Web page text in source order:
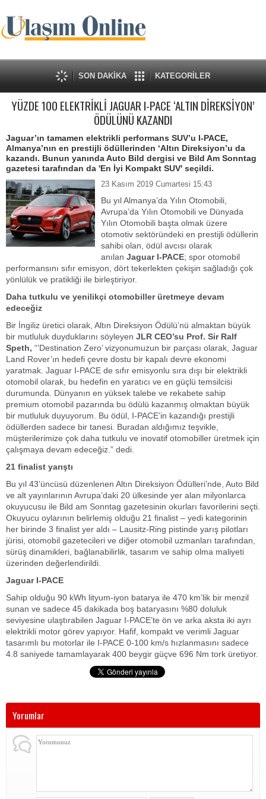
SON DAKİKA KATEGORİLER
YÜZDE 100 ELEKTRİKLİ JAGUAR I-PACE ‘ALTIN DİREKSİYON’
ÖDÜLÜNÜ KAZANDI
Jaguar’ın tamamen elektrikli performans SUV’u I-PACE,
Almanya’nın en prestijli ödüllerinden ‘Altın Direksiyon’u da
kazandı. Bunun yanında Auto Bild dergisi ve Bild Am Sonntag
gazetesi tarafından da 'En İyi Kompakt SUV' seçildi.
23 Kasım 2019 Cumartesi 15:43
Bu yıl Almanya’da Yılın Otomobili,
Avrupa’da Yılın Otomobili ve Dünyada
Yılın Otomobili başta olmak üzere
otomotiv sektöründeki en prestijli ödüllerin
sahibi olan, ödül avcısı olarak
anılan Jaguar I-PACE; spor otomobil
performansını sıfır emisyon, dört tekerlekten çekişin sağladığı çok
yönlülük ve pratikliği ile birleştiriyor.
Daha tutkulu ve yenilikçi otomobiller üretmeye devam
edeceğiz
Bir İngiliz üretici olarak, Altın Direksiyon Ödülü’nü almaktan büyük
bir mutluluk duyduklarını söyleyen JLR CEO’su Prof. Sir Ralf
Speth, “’Destination Zero’ vizyonumuzun bir parçası olarak, Jaguar
Land Rover’ın hedefi çevre dostu bir kapalı devre ekonomi
yaratmak. Jaguar I-PACE de sıfır emisyonlu sıra dışı bir elektrikli
otomobil olarak, bu hedefin en yaratıcı ve en güçlü temsilcisi
durumunda. Dünyanın en yüksek talebe ve rekabete sahip
premium otomobil pazarında bu ödülü kazanmış olmaktan büyük
bir mutluluk duyuyorum. Bu ödül, I-PACE’in kazandığı prestijli
ödüllerden sadece bir tanesi. Buradan aldığımız teşvikle,
müşterilerimize çok daha tutkulu ve inovatif otomobiller üretmek için
çalışmaya devam edeceğiz.” dedi.
21 finalist yarıştı
Bu yıl 43’üncüsü düzenlenen Altın Direksiyon Ödülleri’nde, Auto Bild
ve alt yayınlarının Avrupa’daki 20 ülkesinde yer alan milyonlarca
okuyucusu ile Bild am Sonntag gazetesinin okurları favorilerini seçti.
Okuyucu oylarının belirlemiş olduğu 21 finalist – yedi kategorinin
her birinde 3 finalist yer aldı – Lausitz-Ring pistinde yarış pilotları
jürisi, otomobil gazetecileri ve diğer otomobil uzmanları tarafından,
sürüş dinamikleri, bağlanabilirlik, tasarım ve sahip olma maliyeti
üzerinden değerlendirildi.
Jaguar I-PACE
Sahip olduğu 90 kWh lityum-iyon batarya ile 470 km’lik bir menzil
sunan ve sadece 45 dakikada boş bataryasını %80 doluluk
seviyesine ulaştırabilen Jaguar I-PACE’te ön ve arka aksta iki ayrı
elektrikli motor görev yapıyor. Hafif, kompakt ve verimli Jaguar
tasarımlı bu motorlar ile I-PACE 0-100 km/s hızlanmasını sadece
4.8 saniyede tamamlayarak 400 beygir güçve 696 Nm tork üretiyor.
Yorumlar